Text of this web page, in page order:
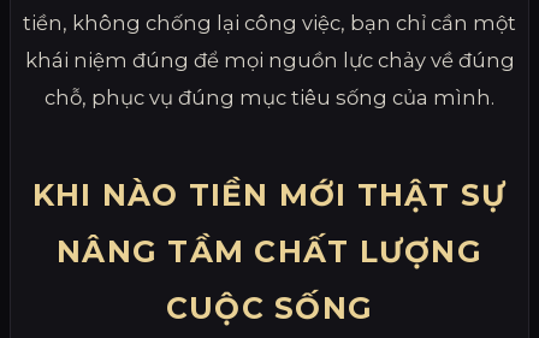
tiền, không chống lại công việc, bạn chỉ cần một
khái niệm đúng để mọi nguồn lực chảy về đúng
chỗ, phục vụ đúng mục tiêu sống của mình.
KHI NÀO TIỀN MỚI THẬT SỰ
NÂNG TẦM CHẤT LƯỢNG
CUỘC SỐNG